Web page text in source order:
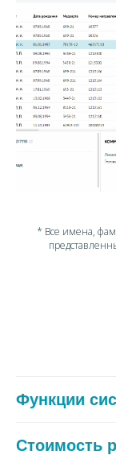
* Все имена,
Функции
Стоимость